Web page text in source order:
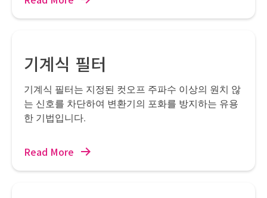
기계식 필터
기계식 필터는 지정된 컷오프 주파수 이상의 원치 않
는 신호를 차단하여 변환기의 포화를 방지하는 유용
한 기법입니다.
Read More